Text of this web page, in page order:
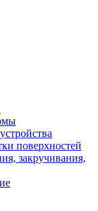
поверхностей
закручивания,